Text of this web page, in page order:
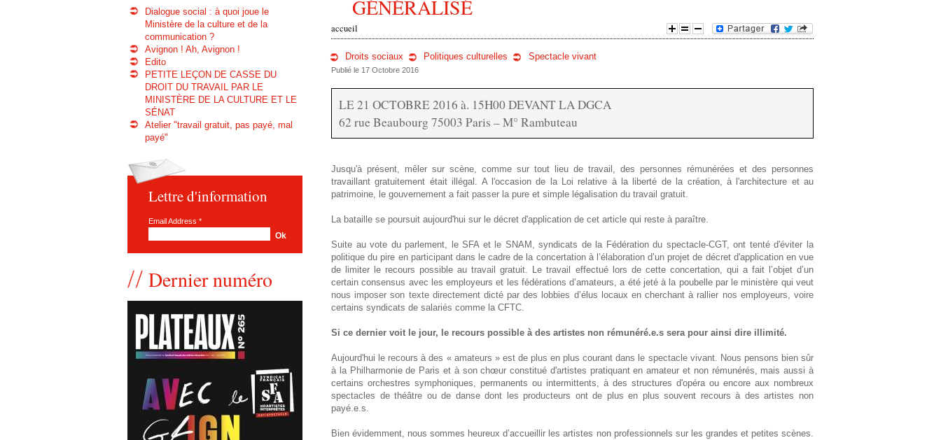
e
e
c
r
c
e
GÉNÉRALISÉ
v
o
u
t
e
i
c
i
accueil
Droits sociaux Politiques culturelles Spectacle vivant
17 Octobre 2016
LE 21 OCTOBRE 2016 à. 15H00 DEVANT LA DGCA
62 rue Beaubourg 75003 Paris – M° Rambuteau
Jusqu'à présent, mêler sur scène, comme sur tout lieu de travail, des personnes rémunérées et des personnes
travaillant gratuitement était illégal. A l'occasion de la Loi relative à la liberté de la création, à l'architecture et au
patrimoine, le gouvernement a fait passer la pure et simple légalisation du travail gratuit.
La bataille se poursuit aujourd'hui sur le décret d'application de cet article qui reste à paraître.
Suite au vote du parlement, le SFA et le SNAM, syndicats de la Fédération du spectacle-CGT, ont tenté d'éviter la
politique du pire en participant dans le cadre de la concertation à l’élaboration d’un projet de décret d'application en vue
de limiter le recours possible au travail gratuit. Le travail effectué lors de cette concertation, qui a fait l’objet d’un
certain consensus avec les employeurs et les fédérations d’amateurs, a été jeté à la poubelle par le ministère qui veut
nous imposer son texte directement dicté par des lobbies d’élus locaux en cherchant à rallier nos employeurs, voire
certains syndicats de salariés comme la CFTC.
Si ce dernier voit le jour, le recours possible à des artistes non rémunéré.e.s sera pour ainsi dire illimité.
Aujourd'hui le recours à des « amateurs » est de plus en plus courant dans le spectacle vivant. Nous pensons bien sûr
à la Philharmonie de Paris et à son chœur constitué d'artistes pratiquant en amateur et non rémunérés, mais aussi à
certains orchestres symphoniques, permanents ou intermittents, à des structures d'opéra ou encore aux nombreux
spectacles de théâtre ou de danse dont les producteurs ont de plus en plus souvent recours à des artistes non
payé.e.s.
Bien évidemment, nous sommes heureux d’accueillir les artistes non professionnels sur les grandes et petites scènes.
Dialogue social : à quoi joue le
Ministère de la culture et de la
communication ?
Avignon ! Ah, Avignon !
Edito
PETITE LEÇON DE CASSE DU
DROIT DU TRAVAIL PAR LE
MINISTÈRE DE LA CULTURE ET LE
SÉNAT
Atelier "travail gratuit, pas payé, mal
payé"
Lettre d'information
Email Address *
Dernier numéro